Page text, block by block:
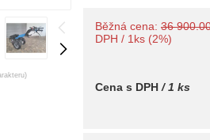
Běžná cena: 36
DPH / 1ks (2%)
Cena s DPH / 1 ks